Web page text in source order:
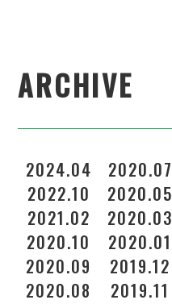
ARCHIVE
2024.04
2022.10
2021.02
2020.10
2020.09
2020.08
2020.07
2020.05
2020.03
2020.01
2019.12
2019.11